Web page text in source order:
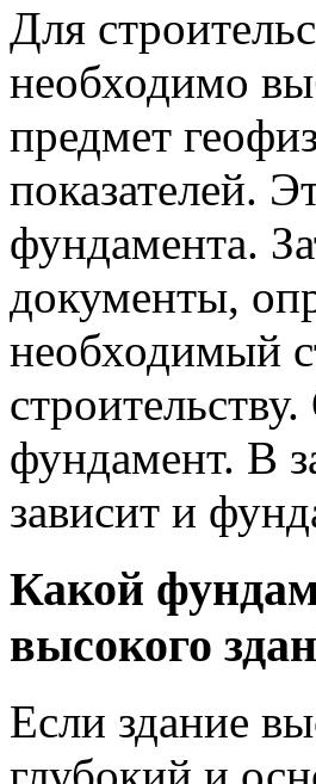
Для
необходимо
предмет
показателей.
фундамента.
документы,
необходимый
фундамент. В
зависит и
Какой
высокого
Если здание